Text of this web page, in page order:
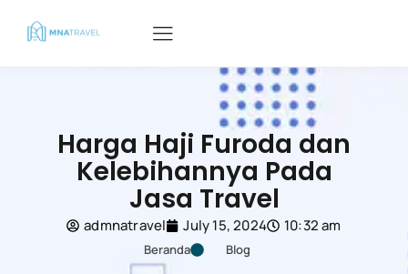
Beranda Blog
Harga Haji Furoda dan
Kelebihannya Pada
Jasa Travel
admnatravel July 15, 2024 10:32 am